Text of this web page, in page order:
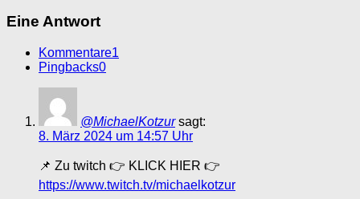
Eine Antwort
Kommentare1
Pingbacks0
@MichaelKotzur sagt:
8. März 2024 um 14:57 Uhr
📌 Zu twitch 👉 KLICK HIER 👉
https://www.twitch.tv/michaelkotzur